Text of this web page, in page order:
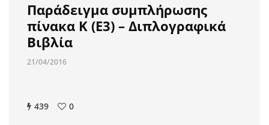
Παράδειγμα συμπλήρωσης
πίνακα Κ (Ε3) – Διπλογραφικά
Βιβλία
21/04/2016
439 0